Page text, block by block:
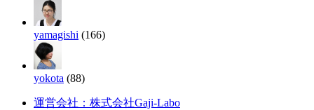
yamagishi (166)
yokota (88)
運営会社：株式会社Gaji-Labo